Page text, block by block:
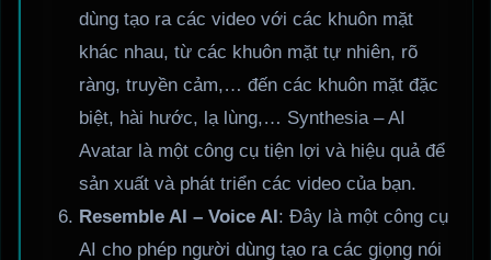
dùng tạo ra các video với các khuôn mặt
khác nhau, từ các khuôn mặt tự nhiên, rõ
ràng, truyền cảm,… đến các khuôn mặt đặc
biệt, hài hước, lạ lùng,… Synthesia – AI
Avatar là một công cụ tiện lợi và hiệu quả để
sản xuất và phát triển các video của bạn.
Resemble AI – Voice AI: Đây là một công cụ
AI cho phép người dùng tạo ra các giọng nói